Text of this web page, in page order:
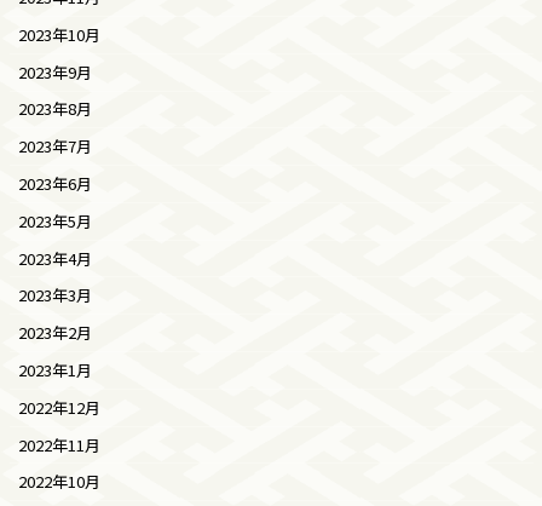
2023年10月
2023年9月
2023年8月
2023年7月
2023年6月
2023年5月
2023年4月
2023年3月
2023年2月
2023年1月
2022年12月
2022年11月
2022年10月